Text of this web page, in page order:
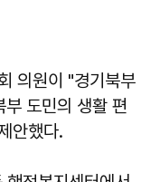
의원이 "경기북부
도민의 생활 편
안했다.